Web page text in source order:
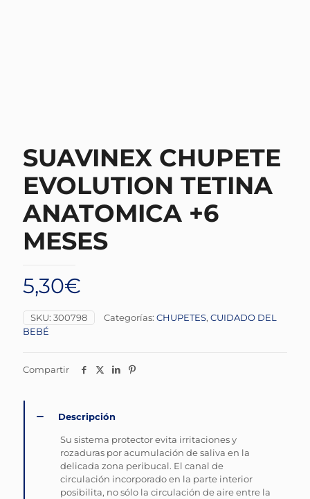
SUAVINEX CHUPETE
EVOLUTION TETINA
ANATOMICA +6
MESES
5,30€
SKU: 300798 Categorías: CHUPETES, CUIDADO DEL
BEBÉ
Compartir
Descripción
Su sistema protector evita irritaciones y
rozaduras por acumulación de saliva en la
delicada zona peribucal. El canal de
circulación incorporado en la parte interior
posibilita, no sólo la circulación de aire entre la